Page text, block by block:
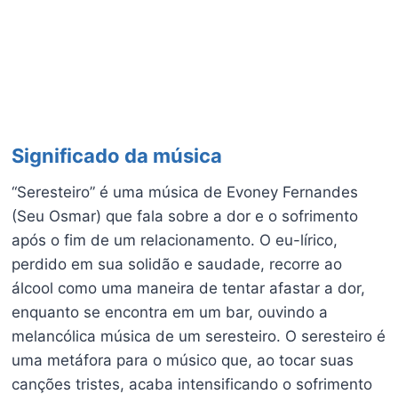
Significado da música
“Seresteiro” é uma música de Evoney Fernandes
(Seu Osmar) que fala sobre a dor e o sofrimento
após o fim de um relacionamento. O eu-lírico,
perdido em sua solidão e saudade, recorre ao
álcool como uma maneira de tentar afastar a dor,
enquanto se encontra em um bar, ouvindo a
melancólica música de um seresteiro. O seresteiro é
uma metáfora para o músico que, ao tocar suas
canções tristes, acaba intensificando o sofrimento